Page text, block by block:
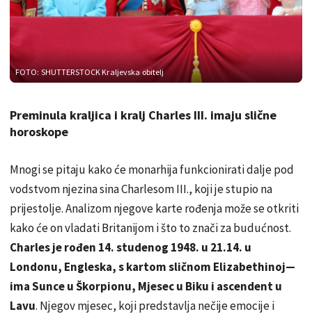
FOTO: SHUTTERSTOCK Kraljevska obitelj
Preminula kraljica i kralj Charles III. imaju slične
horoskope
Mnogi se pitaju kako će monarhija funkcionirati dalje pod
vodstvom njezina sina Charlesom III., koji je stupio na
prijestolje. Analizom njegove karte rođenja može se otkriti
kako će on vladati Britanijom i što to znači za budućnost.
Charles je rođen 14. studenog 1948. u 21.14. u
Londonu, Engleska, s kartom sličnom Elizabethinoj—
ima Sunce u Škorpionu, Mjesec u Biku i ascendent u
Lavu. Njegov mjesec, koji predstavlja nečije emocije i